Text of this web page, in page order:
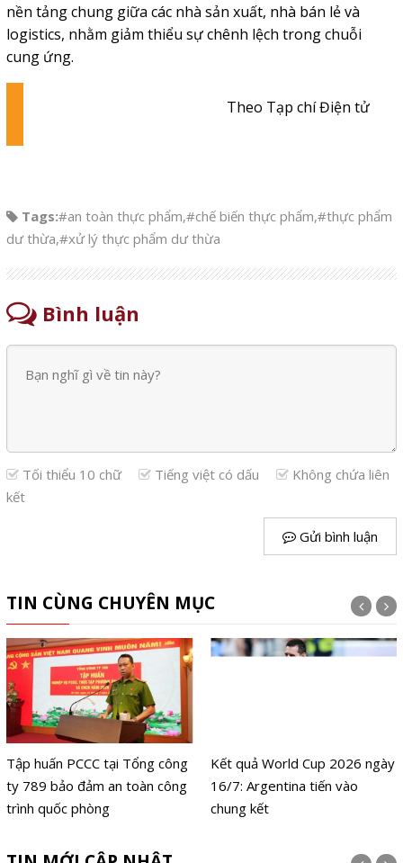
nền tảng chung giữa các nhà sản xuất, nhà bán lẻ và
logistics, nhằm giảm thiểu sự chênh lệch trong chuỗi
cung ứng.
Theo Tạp chí Điện tử
Tags:#an toàn thực phẩm,#chế biến thực phẩm,#thực phẩm
dư thừa,#xử lý thực phẩm dư thừa
Bình luận
Tối thiểu 10 chữ Tiếng việt có dấu
Không chứa liên
kết
Gửi bình luận
TIN CÙNG CHUYÊN MỤC
Tập huấn PCCC tại Tổng công
ty 789 bảo đảm an toàn công
trình quốc phòng
Kết quả World Cup 2026 ngày
16/7: Argentina tiến vào
chung kết